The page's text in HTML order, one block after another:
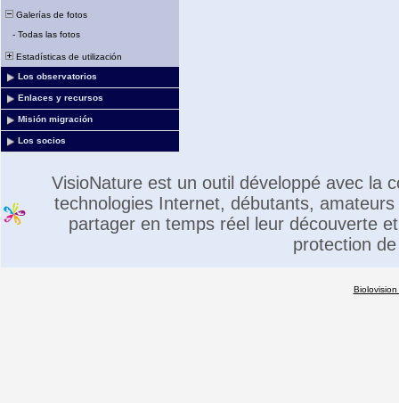
Galerías de fotos
- Todas las fotos
Estadísticas de utilización
Los observatorios
Enlaces y recursos
Misión migración
Los socios
VisioNature est un outil développé avec la
technologies Internet, débutants,
partager en temps réel leur découverte
protection
Biolovision